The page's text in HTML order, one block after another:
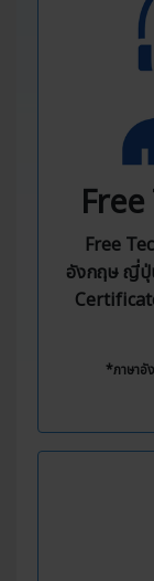
Free
อังกฤษ ญี่ปุ่
*ภาษาอั